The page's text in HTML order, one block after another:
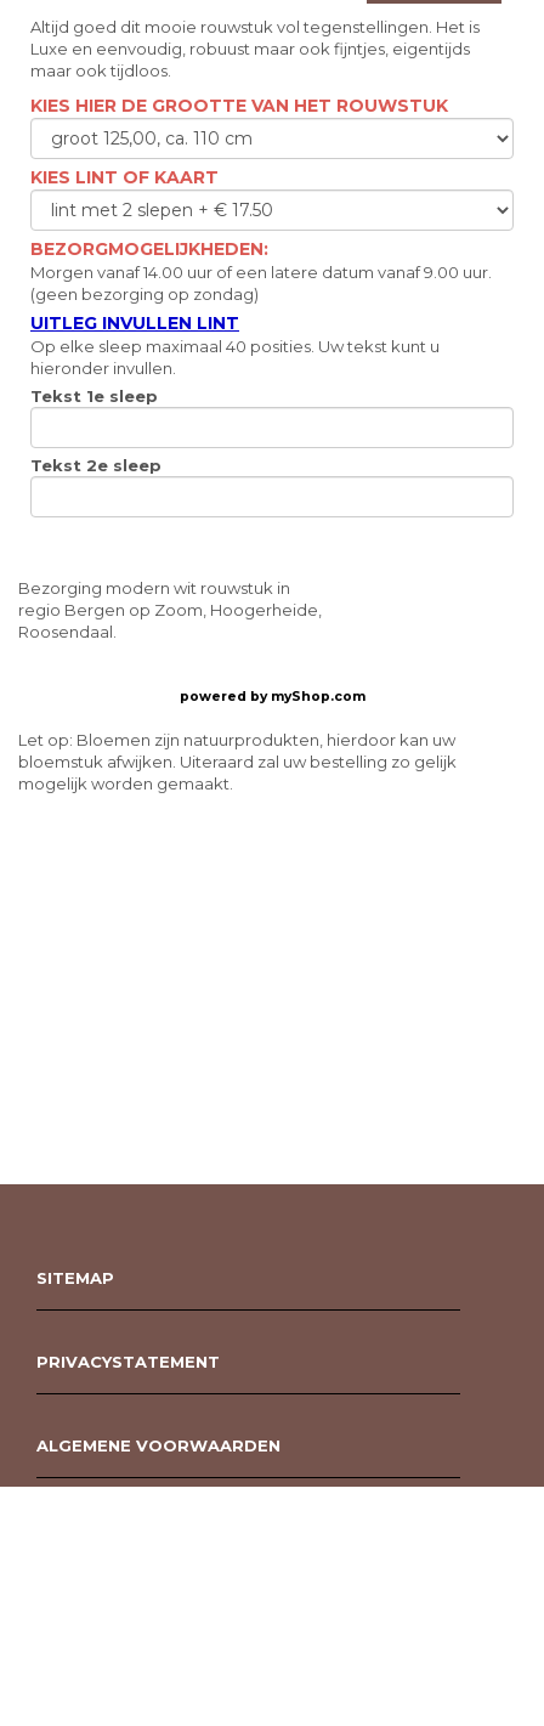
Altijd goed dit mooie rouwstuk vol tegenstellingen. Het is
Luxe en eenvoudig, robuust maar ook fijntjes, eigentijds
maar ook tijdloos.
KIES HIER DE GROOTTE VAN HET ROUWSTUK
KIES LINT OF KAART
BEZORGMOGELIJKHEDEN:
Morgen vanaf 14.00 uur of een latere datum vanaf 9.00 uur.
(geen bezorging op zondag)
UITLEG INVULLEN LINT
Op elke sleep maximaal 40 posities. Uw tekst kunt u
hieronder invullen.
Tekst 1e sleep
Tekst 2e sleep
Bezorging modern wit rouwstuk in
regio Bergen op Zoom, Hoogerheide,
Roosendaal.
powered by myShop.com
Let op: Bloemen zijn natuurprodukten, hierdoor kan uw
bloemstuk afwijken. Uiteraard zal uw bestelling zo gelijk
mogelijk worden gemaakt.
SITEMAP
PRIVACYSTATEMENT
ALGEMENE VOORWAARDEN